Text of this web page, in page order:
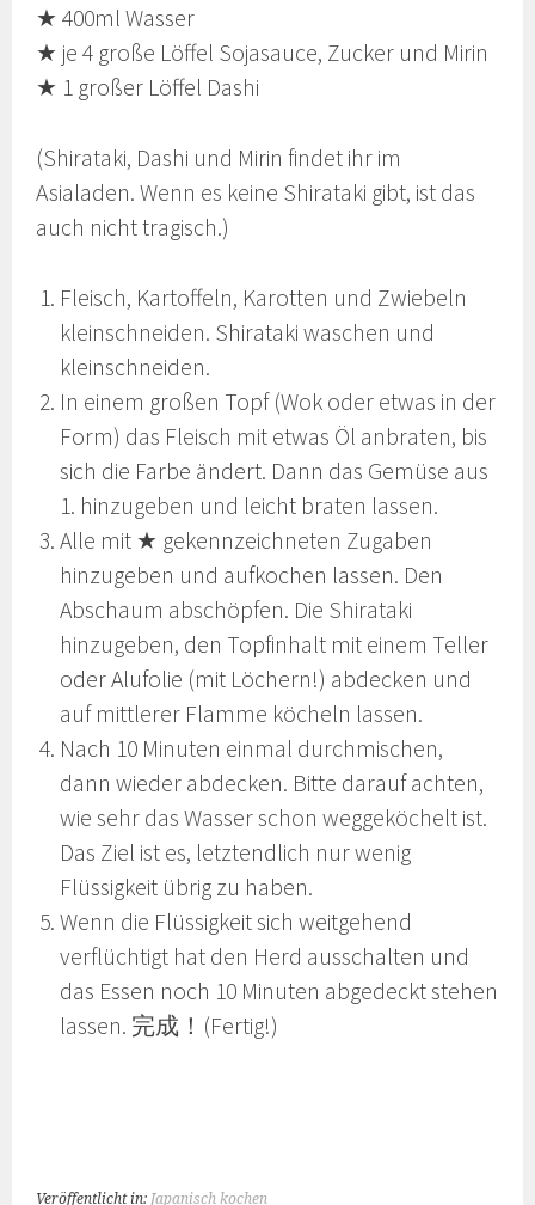
★ 400ml Wasser
★ je 4 große Löffel Sojasauce, Zucker und Mirin
★ 1 großer Löffel Dashi
(Shirataki, Dashi und Mirin findet ihr im
Asialaden. Wenn es keine Shirataki gibt, ist das
auch nicht tragisch.)
Fleisch, Kartoffeln, Karotten und Zwiebeln
kleinschneiden. Shirataki waschen und
kleinschneiden.
In einem großen Topf (Wok oder etwas in der
Form) das Fleisch mit etwas Öl anbraten, bis
sich die Farbe ändert. Dann das Gemüse aus
1. hinzugeben und leicht braten lassen.
Alle mit ★ gekennzeichneten Zugaben
hinzugeben und aufkochen lassen. Den
Abschaum abschöpfen. Die Shirataki
hinzugeben, den Topfinhalt mit einem Teller
oder Alufolie (mit Löchern!) abdecken und
auf mittlerer Flamme köcheln lassen.
Nach 10 Minuten einmal durchmischen,
dann wieder abdecken. Bitte darauf achten,
wie sehr das Wasser schon weggeköchelt ist.
Das Ziel ist es, letztendlich nur wenig
Flüssigkeit übrig zu haben.
Wenn die Flüssigkeit sich weitgehend
verflüchtigt hat den Herd ausschalten und
das Essen noch 10 Minuten abgedeckt stehen
lassen. 完成！(Fertig!)
Veröffentlicht in: Japanisch kochen